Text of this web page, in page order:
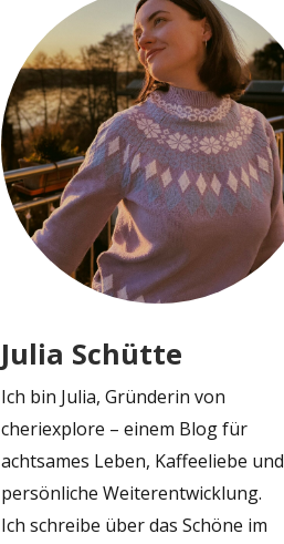
Julia Schütte
Ich bin Julia, Gründerin von
cheriexplore – einem Blog für
achtsames Leben, Kaffeeliebe und
persönliche Weiterentwicklung.
Ich schreibe über das Schöne im